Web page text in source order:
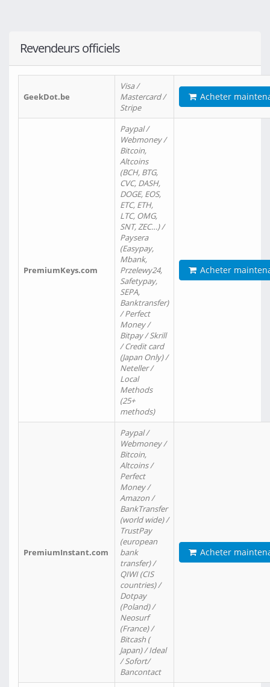
Revendeurs officiels
GeekDot.be
Visa /
Mastercard /
Stripe
Acheter
PremiumKeys.com
Paypal /
Webmoney /
Bitcoin,
Altcoins
(BCH, BTG,
CVC, DASH,
DOGE, EOS,
ETC, ETH,
LTC, OMG,
SNT, ZEC…) /
Paysera
(Easypay,
Mbank,
Przelewy24,
Safetypay,
SEPA,
Banktransfer)
/ Perfect
Money /
Bitpay / Skrill
/ Credit card
(Japan Only) /
Neteller /
Local
Methods
(25+
methods)
Acheter
PremiumInstant.com
Paypal /
Webmoney /
Bitcoin,
Altcoins /
Perfect
Money /
Amazon /
BankTransfer
(world wide) /
TrustPay
(european
bank
transfer) /
QIWI (CIS
countries) /
Dotpay
(Poland) /
Neosurf
(France) /
Bitcash (
Japan) / Ideal
/ Sofort/
Bancontact
Acheter